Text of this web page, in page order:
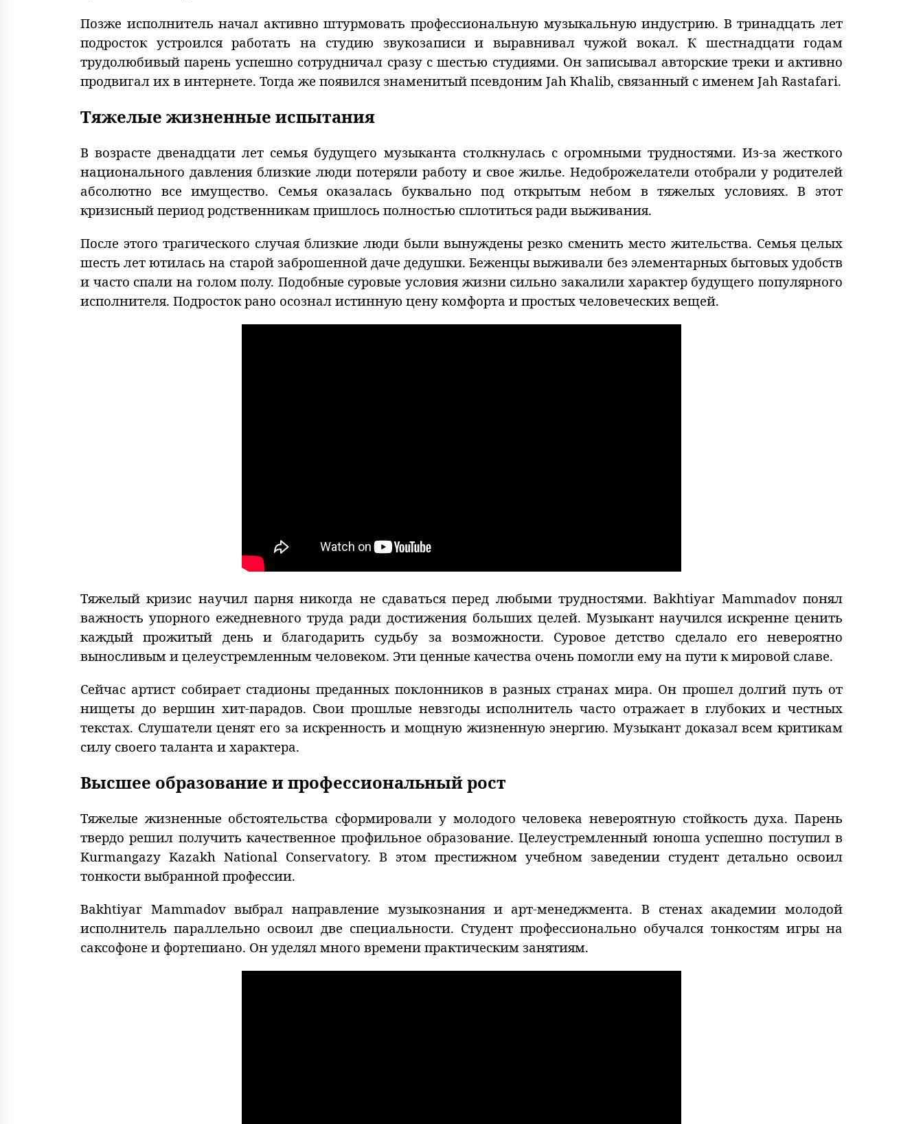
Позже исполнитель начал активно штурмовать профессиональную музыкальную индустрию. В тринадцать лет
подросток устроился работать на студию звукозаписи и выравнивал чужой вокал. К шестнадцати годам
трудолюбивый парень успешно сотрудничал сразу с шестью студиями. Он записывал авторские треки и активно
продвигал их в интернете. Тогда же появился знаменитый псевдоним Jah Khalib, связанный с именем Jah Rastafari.
Тяжелые жизненные испытания
В возрасте двенадцати лет семья будущего музыканта столкнулась с огромными трудностями. Из-за жесткого
национального давления близкие люди потеряли работу и свое жилье. Недоброжелатели отобрали у родителей
абсолютно все имущество. Семья оказалась буквально под открытым небом в тяжелых условиях. В этот
кризисный период родственникам пришлось полностью сплотиться ради выживания.
После этого трагического случая близкие люди были вынуждены резко сменить место жительства. Семья целых
шесть лет ютилась на старой заброшенной даче дедушки. Беженцы выживали без элементарных бытовых удобств
и часто спали на голом полу. Подобные суровые условия жизни сильно закалили характер будущего популярного
исполнителя. Подросток рано осознал истинную цену комфорта и простых человеческих вещей.
Тяжелый кризис научил парня никогда не сдаваться перед любыми трудностями. Bakhtiyar Mammadov понял
важность упорного ежедневного труда ради достижения больших целей. Музыкант научился искренне ценить
каждый прожитый день и благодарить судьбу за возможности. Суровое детство сделало его невероятно
выносливым и целеустремленным человеком. Эти ценные качества очень помогли ему на пути к мировой славе.
Сейчас артист собирает стадионы преданных поклонников в разных странах мира. Он прошел долгий путь от
нищеты до вершин хит-парадов. Свои прошлые невзгоды исполнитель часто отражает в глубоких и честных
текстах. Слушатели ценят его за искренность и мощную жизненную энергию. Музыкант доказал всем критикам
силу своего таланта и характера.
Высшее образование и профессиональный рост
Тяжелые жизненные обстоятельства сформировали у молодого человека невероятную стойкость духа. Парень
твердо решил получить качественное профильное образование. Целеустремленный юноша успешно поступил в
Kurmangazy Kazakh National Conservatory. В этом престижном учебном заведении студент детально освоил
тонкости выбранной профессии.
Bakhtiyar Mammadov выбрал направление музыкознания и арт-менеджмента. В стенах академии молодой
исполнитель параллельно освоил две специальности. Студент профессионально обучался тонкостям игры на
саксофоне и фортепиано. Он уделял много времени практическим занятиям.